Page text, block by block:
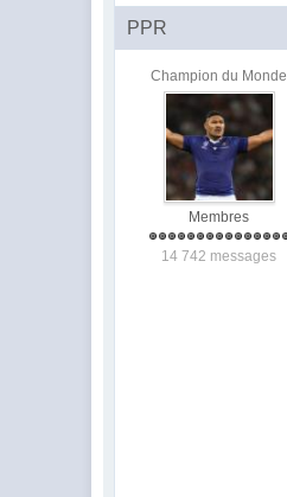
PPR
Champion du Monde
Membres
14 742 messages